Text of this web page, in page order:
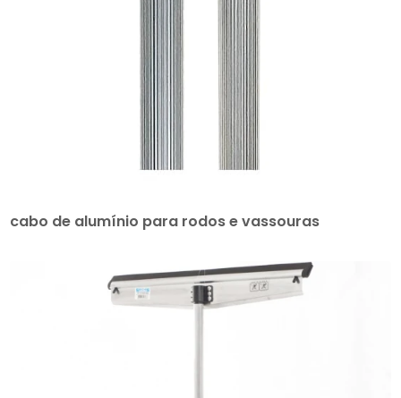
cabo de alumínio para rodos e vassouras